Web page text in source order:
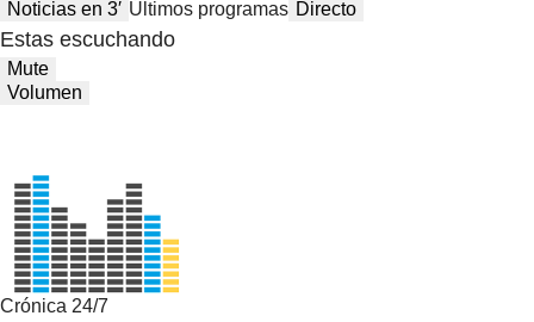
Noticias en 3′ Últimos programas Directo
Estas escuchando
Mute
Volumen
Crónica 24/7